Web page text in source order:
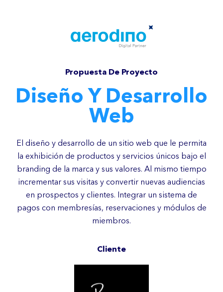
Propuesta De Proyecto
Diseño Y Desarrollo
Web
El diseño y desarrollo de un sitio web que le permita
la exhibición de productos y servicios únicos bajo el
branding de la marca y sus valores. Al mismo tiempo
incrementar sus visitas y convertir nuevas audiencias
en prospectos y clientes. Integrar un sistema de
pagos con membresías, reservaciones y módulos de
miembros.
Cliente